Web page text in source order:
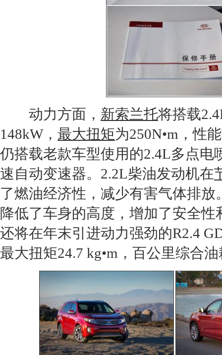
动力方面， 新索兰托将搭载
148kW， 最大扭矩为250N•m，性
仍搭载老款车型使用的2.4L多点电
速自动变速器。2.2L柴油发动机在
了燃油经济性，减少有害气体排放
降低了车身的高度，增加了安全
还将在年末引进动力强劲的R2.4
最大扭矩24.7 kg•m，百公里综合